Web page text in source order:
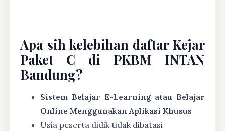
Apa sih kelebihan daftar Kejar
Paket C di PKBM INTAN
Bandung?
Sistem Belajar E-Learning atau Belajar
Online Menggunakan Aplikasi Khusus
Usia peserta didik tidak dibatasi